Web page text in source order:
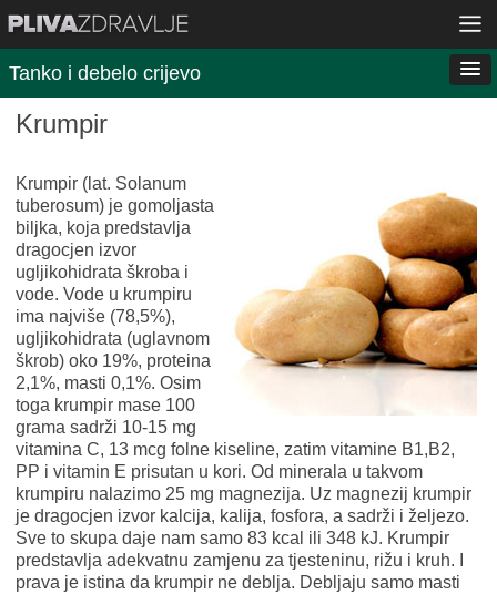
Tanko i debelo crijevo
Krumpir
Krumpir (lat. Solanum
tuberosum) je gomoljasta
biljka, koja predstavlja
dragocjen izvor
ugljikohidrata škroba i
vode. Vode u krumpiru
ima najviše (78,5%),
ugljikohidrata (uglavnom
škrob) oko 19%, proteina
2,1%, masti 0,1%. Osim
toga krumpir mase 100
grama sadrži 10-15 mg
vitamina C, 13 mcg folne kiseline, zatim vitamine B1,B2,
PP i vitamin E prisutan u kori. Od minerala u takvom
krumpiru nalazimo 25 mg magnezija. Uz magnezij krumpir
je dragocjen izvor kalcija, kalija, fosfora, a sadrži i željezo.
Sve to skupa daje nam samo 83 kcal ili 348 kJ. Krumpir
predstavlja adekvatnu zamjenu za tjesteninu, rižu i kruh. I
prava je istina da krumpir ne deblja. Debljaju samo masti